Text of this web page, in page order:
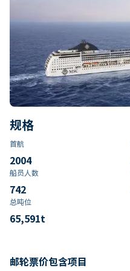
规格
首航
2004
船员人数
742
总吨位
65,591t
邮轮票价包含项目